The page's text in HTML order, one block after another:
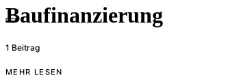
Baufinanzierung
1 Beitrag
MEHR LESEN